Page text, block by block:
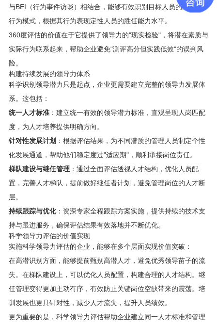
与BEI（行为事件访谈）相结合，能够有效识别目标人员的高绩效
行为模式，根据其行为表现定性人员的胜任能力水平。
360度评估的价值在于它提供了领导力的"现实检验"，将潜在素质与
实际行为联系起来，帮助企业避免"测评高分但实践低效"的误判风
险。
构建持续发展的领导力体系
科学识别领导潜力只是起点，企业更需要建立完整的领导力发展体
系。这包括：
统一人才标准：建立统一有效的领导潜力标准，直观呈现人岗匹配
度，为人才培养提供明确方向。
针对性发展计划：根据评估结果，为不同潜质的管理人员制定个性
化发展通道，帮助他们稳定度过"适应期"，顺利承接岗位责任。
梯队建设与继任管理：通过全面评估透视人才结构，优化人员配
置，完善人才梯队，提前做好继任者计划，避免管理岗位的人才断
层。
持续跟踪与优化：资深专家全程跟踪方案实施，提供持续的技术支
持与跟进服务，确保评估结果有效落地并不断优化。
科学领导力评估的价值实现
实施科学领导力评估的企业，能够在多个层面实现价值突破：
在高潜识别方面，能够提前甄别高潜人才，避免优秀领导苗子的流
失。在梯队建设上，可以优化人员配置，构建合理的人才结构。继
任管理变得更加主动有序，有效防止关键岗位空缺带来的震荡。培
训发展也更具针对性，减少人才流失，提升人员绩效。
更为重要的是，科学领导力评估帮助企业建立同一人才标准和管理